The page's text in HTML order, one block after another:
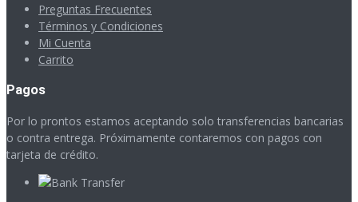
Preguntas Frecuentes
Términos y Condiciones
Mi Cuenta
Carrito
Pagos
Por lo prontos estamos aceptando solo transferencias bancarias
o contra entrega. Próximamente contaremos con pagos con
tarjeta de crédito.